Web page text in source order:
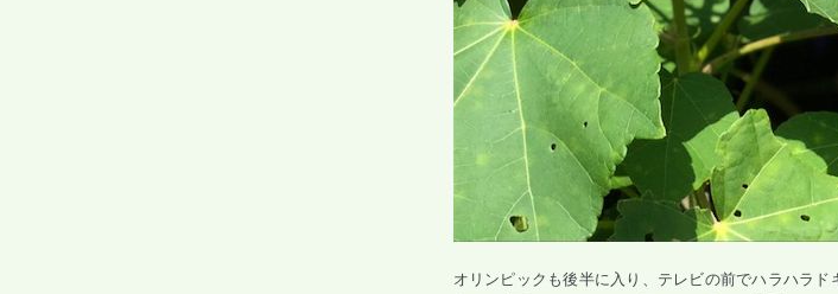
オリンピックも後半に入り、テレビの前でハラハラ